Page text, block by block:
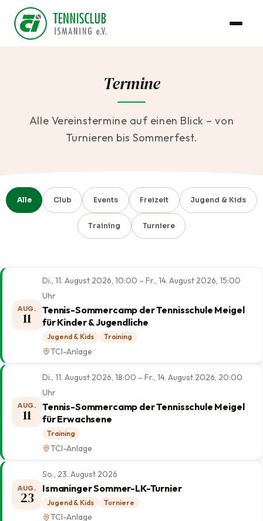
Termine
Alle Vereinstermine auf einen Blick – von
Turnieren bis Sommerfest.
Alle Club Events Freizeit Jugend & Kids
Training Turniere
AUG.
11
Di., 11. August 2026, 10:00 – Fr., 14. August 2026, 15:00
Uhr
Tennis-Sommercamp der Tennisschule Meigel
für Kinder & Jugendliche
Jugend & Kids Training
TCI-Anlage
AUG.
11
Di., 11. August 2026, 18:00 – Fr., 14. August 2026, 20:00
Uhr
Tennis-Sommercamp der Tennisschule Meigel
für Erwachsene
Training
TCI-Anlage
AUG.
23
So., 23. August 2026
Ismaninger Sommer-LK-Turnier
Jugend & Kids Turniere
TCI-Anlage